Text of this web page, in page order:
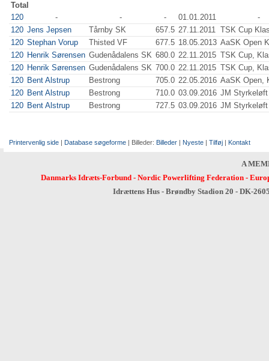
Total
120
- - - 01.01.2011
-
120 Jens Jepsen Tårnby SK 657.5 27.11.2011 TSK Cup
120 Stephan Vorup Thisted VF 677.5 18.05.2013 AaSK Open
120 Henrik Sørensen Gudenådalens SK 680.0 22.11.2015 TSK Cup,
120 Henrik Sørensen Gudenådalens SK 700.0 22.11.2015 TSK Cup,
120 Bent Alstrup Bestrong 705.0 22.05.2016 AaSK Open,
120 Bent Alstrup Bestrong 710.0 03.09.2016 JM Styrkeløft
120 Bent Alstrup Bestrong 727.5 03.09.2016 JM Styrkeløft
Printervenlig side | Database søgeforme | Billeder: Billeder | Nyeste | Tilføj | Kontakt
A
Danmarks Idræts-Forbund- Nordic Powerlifting Federation-
Idrættens Hus - Brøndby Stadion 20 - DK-